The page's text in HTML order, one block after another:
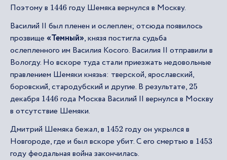
Поэтому в 1446году Шемяка вернулся в Москву.
Василий II был пленен и ослеплен; отсюда появилось
прозвище «Темный», князя постигла судьба
ослепленного им Василия Косого. Василия II отправили в
Вологду. Но вскоре туда стали приезжать недовольные
правлением Шемяки князья: тверской, ярославский,
боровский, стародубский и другие. В результате,25
декабря 1446года Москва Василий II вернулся в Москву
в отсутствие Шемяки.
Дмитрий Шемяка бежал, в 1452 году он укрылся в
Новгороде, где и был вскоре убит. С его смертью в 1453
году феодальная война закончилась.